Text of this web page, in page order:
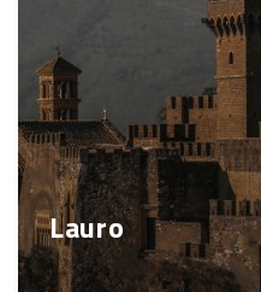
Lauro